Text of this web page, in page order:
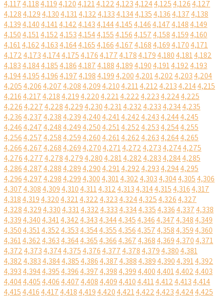
4,1174,1184,1194,1204,1214,1224,1234,1244,1254,1264,127
4,1284,1294,1304,1314,1324,1334,1344,1354,1364,1374,138
4,1394,1404,1414,1424,1434,1444,1454,1464,1474,1484,149
4,1504,1514,1524,1534,1544,1554,1564,1574,1584,1594,160
4,1614,1624,1634,1644,1654,1664,1674,1684,1694,1704,171
4,1724,1734,1744,1754,1764,1774,1784,1794,1804,1814,182
4,1834,1844,1854,1864,1874,1884,1894,1904,1914,1924,193
4,1944,1954,1964,1974,1984,1994,2004,2014,2024,2034,204
4,2054,2064,2074,2084,2094,2104,2114,2124,2134,2144,215
4,2164,2174,2184,2194,2204,2214,2224,2234,2244,225
4,2264,2274,2284,2294,2304,2314,2324,2334,2344,235
4,2364,2374,2384,2394,2404,2414,2424,2434,2444,245
4,2464,2474,2484,2494,2504,2514,2524,2534,2544,255
4,2564,2574,2584,2594,2604,2614,2624,2634,2644,265
4,2664,2674,2684,2694,2704,2714,2724,2734,2744,275
4,2764,2774,2784,2794,2804,2814,2824,2834,2844,285
4,2864,2874,2884,2894,2904,2914,2924,2934,2944,295
4,2964,2974,2984,2994,3004,3014,3024,3034,3044,3054,306
4,3074,3084,3094,3104,3114,3124,3134,3144,3154,3164,317
4,3184,3194,3204,3214,3224,3234,3244,3254,3264,327
4,3284,3294,3304,3314,3324,3334,3344,3354,3364,3374,338
4,3394,3404,3414,3424,3434,3444,3454,3464,3474,3484,349
4,3504,3514,3524,3534,3544,3554,3564,3574,3584,3594,360
4,3614,3624,3634,3644,3654,3664,3674,3684,3694,3704,371
4,3724,3734,3744,3754,3764,3774,3784,3794,3804,381
4,3824,3834,3844,3854,3864,3874,3884,3894,3904,3914,392
4,3934,3944,3954,3964,3974,3984,3994,4004,4014,4024,403
4,4044,4054,4064,4074,4084,4094,4104,4114,4124,4134,414
4,4154,4164,4174,4184,4194,4204,4214,4224,4234,4244,425